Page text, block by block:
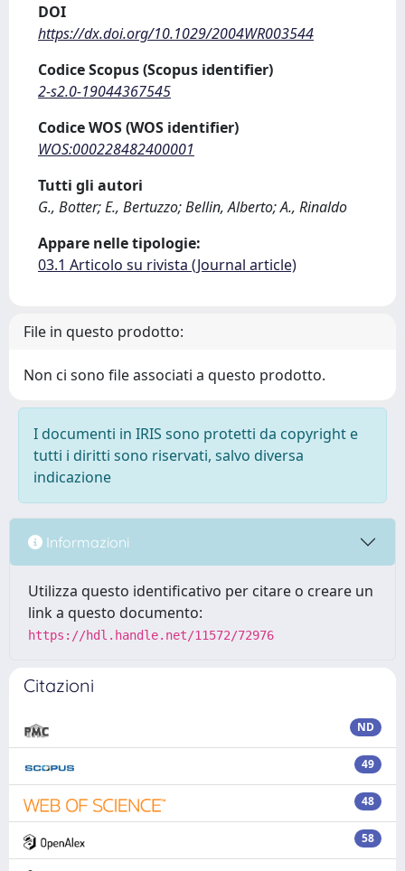
DOI
https://dx.doi.org/10.1029/2004WR003544
Codice Scopus (Scopus identifier)
2-s2.0-19044367545
Codice WOS (WOS identifier)
WOS:000228482400001
Tutti gli autori
G., Botter; E., Bertuzzo; Bellin, Alberto; A., Rinaldo
Appare nelle tipologie:
03.1 Articolo su rivista (Journal article)
File in questo prodotto:
Non ci sono file associati a questo prodotto.
I documenti in IRIS sono protetti da copyright e
tutti i diritti sono riservati, salvo diversa
indicazione
Informazioni
Utilizza questo identificativo per citare o creare un
link a questo documento:
https://hdl.handle.net/11572/72976
Citazioni
ND
49
48
58